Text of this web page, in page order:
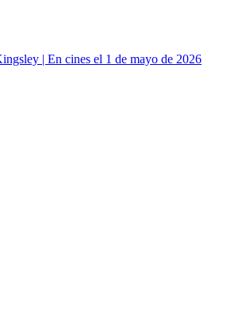
| En cines el 1 de mayo de 2026